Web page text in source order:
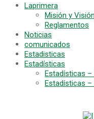
Laprimera
Misión y Visión
Reglamentos
Noticias
comunicados
Estadisticas
Estadísticas
Estadísticas –
Estadísticas –